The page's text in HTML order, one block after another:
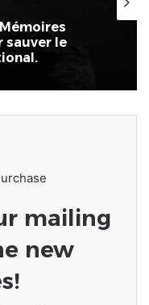
sauver le
mailing
new